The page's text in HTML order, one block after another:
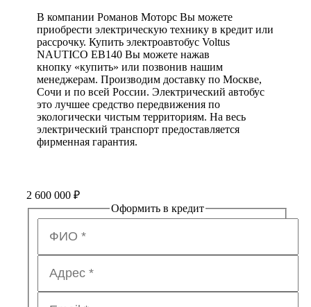
В компании Романов Моторс Вы можете
приобрести электрическую технику в кредит или
рассрочку. Купить электроавтобус Voltus
NAUTICO EB140 Вы можете нажав
кнопку «купить» или позвонив нашим
менеджерам. Производим доставку по Москве,
Сочи и по всей России. Электрический автобус
это лучшее средство передвижения по
экологически чистым территориям. На весь
электрический транспорт предоставляется
фирменная гарантия.
2 600 000 ₽
Оформить в кредит